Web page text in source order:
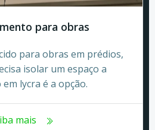
para obras
para obras em prédios,
isolar um espaço a
lycra é a opção.
mais